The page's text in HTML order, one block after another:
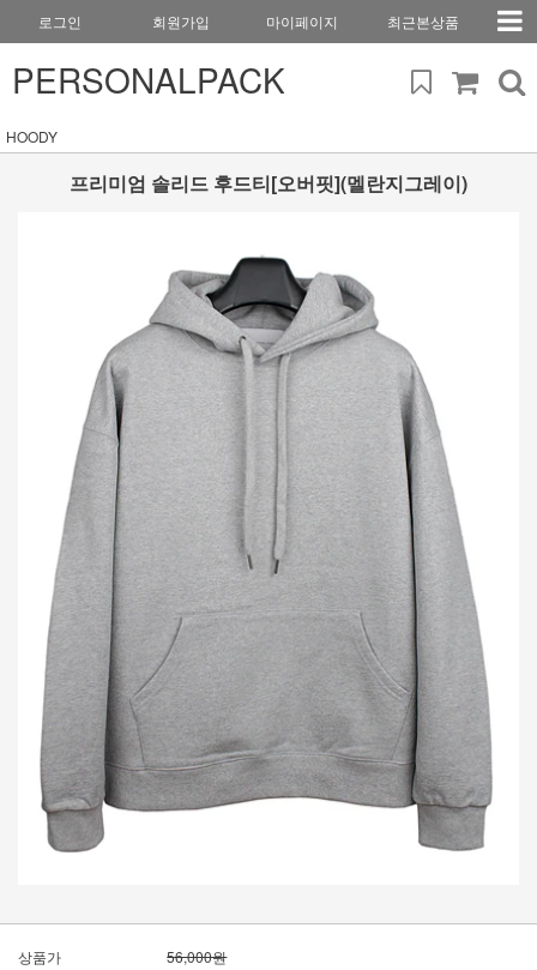
로그인 회원가입 마이페이지 최근본상품
PERSONALPACK
HOODY
프리미엄 솔리드 후드티[오버핏](멜란지그레이)
상품가 56,000원